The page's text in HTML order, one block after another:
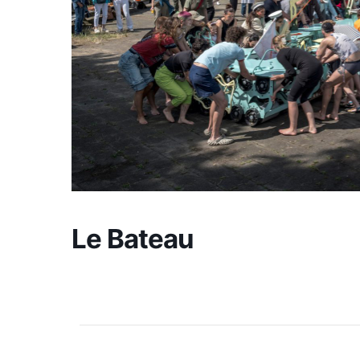
Le Bateau